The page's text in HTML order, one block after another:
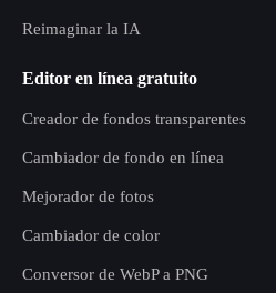
Reimaginar la IA
Editor en línea gratuito
Creador de fondos transparentes
Cambiador de fondo en línea
Mejorador de fotos
Cambiador de color
Conversor de WebP a PNG